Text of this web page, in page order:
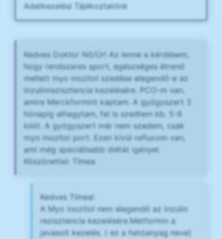
Adatkezelési Tájékoztatónk
Kedves Doktor Nő/Úr! Az lenne a kérdésem,
hogy rendszeres sport, egészséges étrend
mellett myo inozitol szedése elegendő-e az
inzulinrezisztencia kezelésére. PCO-m van,
amire Merckformint kaptam. A gyógyszert 3
hónapig elhagytam, fel is szedtem kb. 5-6
kilót. A gyógyszert már nem szedem, csak
myo inozitol port. Ezen kívül refluxom van,
ami még speciálisabb diétát igényel.
Köszönettel: Tímea
Kedves Tímea!
A Myo inozitol nem elegendő az inzulin
rezisztencia kezelésére.Metformin a
javasolt kezelés. ( ez a hatóanyag neve)